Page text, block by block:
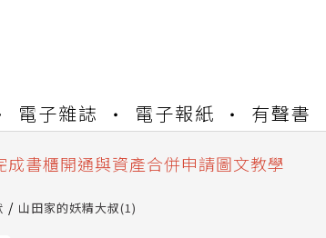
電子雜誌 電子報紙 有聲書
資產合併與書櫃開通申請
成書櫃開通與資產合併申請圖文教學
產合併與書櫃開通申請
山田家的妖精大叔(1)